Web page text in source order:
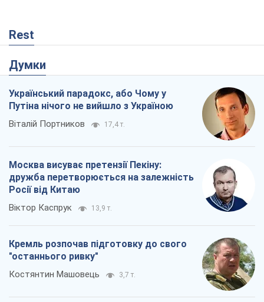
Rest
Думки
Український парадокс, або Чому у
Путіна нічого не вийшло з Україною
Віталій Портников 17,4 т.
Москва висуває претензії Пекіну:
дружба перетворюється на залежність
Росії від Китаю
Віктор Каспрук 13,9 т.
Кремль розпочав підготовку до свого
"останнього ривку"
Костянтин Машовець 3,7 т.